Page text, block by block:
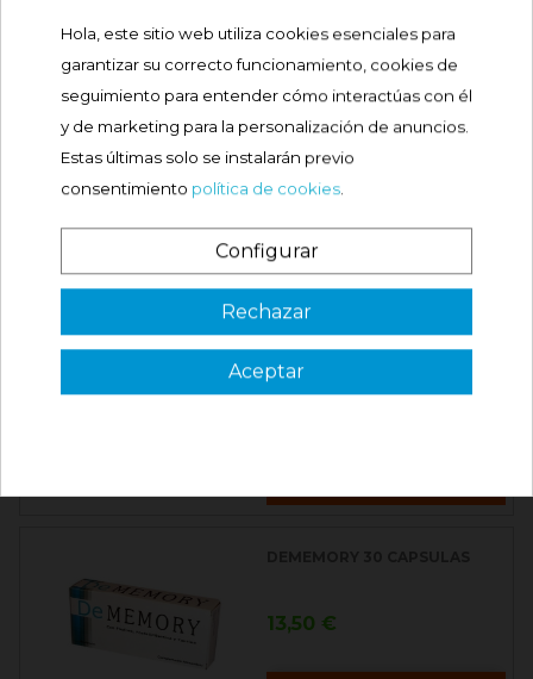
PRODUCTOS RELACIONADOS
BEROCCA BOOST
COMPRIMIDOS
EFERVESCENTES
Precio
13,90 €
Comprar
CÁPSULAS
Precio
13,50 €
¿Es tu primera vez? ¡SORPRESA!
VER CÓDIGO
3 €
Hola, este sitio web utiliza cookies esenciales para
garantizar su correcto funcionamiento, cookies de
seguimiento para entender cómo interactúas con él
y de marketing para la personalización de anuncios.
Estas últimas solo se instalarán previo
consentimiento política de cookies.
Configurar
Rechazar
Aceptar